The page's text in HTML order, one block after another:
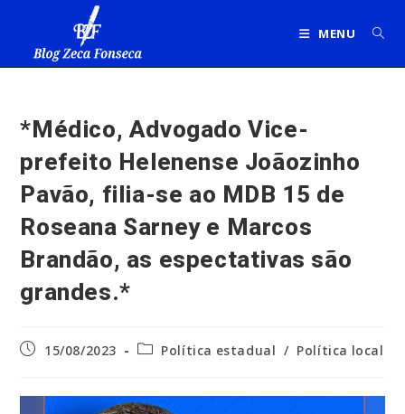
MENU
*Médico, Advogado Vice-
prefeito Helenense Joãozinho
Pavão, filia-se ao MDB 15 de
Roseana Sarney e Marcos
Brandão, as espectativas são
grandes.*
Post15/08/2023
Categoria
Política estadual / Política local